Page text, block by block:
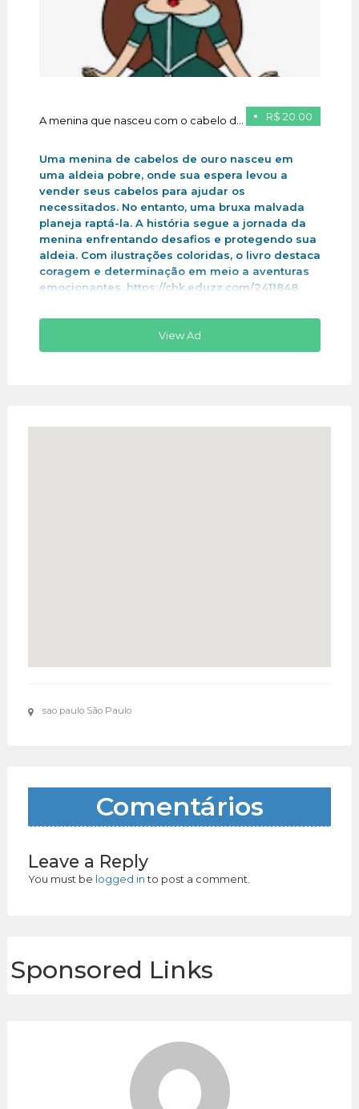
R$ 20.00
A menina que nasceu com o cabelo de ouro
Uma menina de cabelos de ouro nasceu em
uma aldeia pobre, onde sua espera levou a
vender seus cabelos para ajudar os
necessitados. No entanto, uma bruxa malvada
planeja raptá-la. A história segue a jornada da
menina enfrentando desafios e protegendo sua
aldeia. Com ilustrações coloridas, o livro destaca
coragem e determinação em meio a aventuras
emocionantes .https://chk.eduzz.com/2411848
View Ad
sao paulo São Paulo
Comentários
Leave a Reply
You must be logged into post a comment.
Sponsored Links